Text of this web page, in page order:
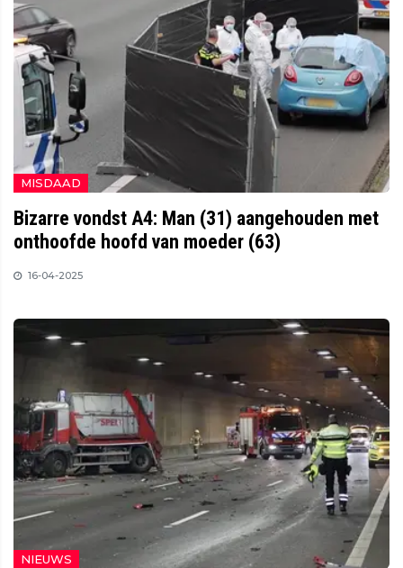
MISDAAD
Bizarre vondst A4: Man (31) aangehouden met
onthoofde hoofd van moeder (63)
16-04-2025
NIEUWS